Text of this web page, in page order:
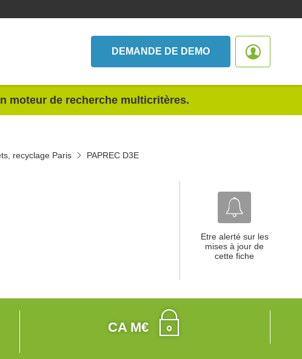
DEMANDE DE DEMO
moteur de recherche multicritères.
recyclage Paris PAPREC D3E
Etre alerté sur les
mises à jour de
cette fiche
CA M€